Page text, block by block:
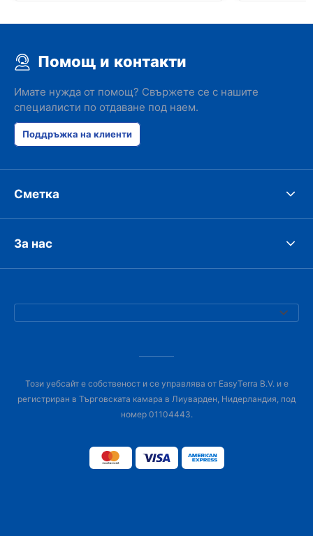
Помощ и контакти
Имате нужда от помощ? Свържете се с нашите
специалисти по отдаване под наем.
Поддръжка на клиенти
Сметка
За нас
Този уебсайт е собственост и се управлява от EasyTerra B.V. и е
регистриран в Търговската камара в Лиуварден, Нидерландия, под
номер 01104443.